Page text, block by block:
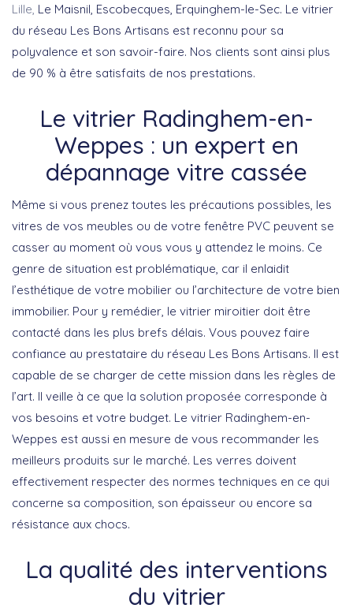
Lille, Le Maisnil, Escobecques, Erquinghem-le-Sec. Le vitrier
du réseau Les Bons Artisans est reconnu pour sa
polyvalence et son savoir-faire. Nos clients sont ainsi plus
de 90 % à être satisfaits de nos prestations.
Le vitrier Radinghem-en-
Weppes : un expert en
dépannage vitre cassée
Même si vous prenez toutes les précautions possibles, les
vitres de vos meubles ou de votre fenêtre PVC peuvent se
casser au moment où vous vous y attendez le moins. Ce
genre de situation est problématique, car il enlaidit
l’esthétique de votre mobilier ou l’architecture de votre bien
immobilier. Pour y remédier, le vitrier miroitier doit être
contacté dans les plus brefs délais. Vous pouvez faire
confiance au prestataire du réseau Les Bons Artisans. Il est
capable de se charger de cette mission dans les règles de
l’art. Il veille à ce que la solution proposée corresponde à
vos besoins et votre budget. Le vitrier Radinghem-en-
Weppes est aussi en mesure de vous recommander les
meilleurs produits sur le marché. Les verres doivent
effectivement respecter des normes techniques en ce qui
concerne sa composition, son épaisseur ou encore sa
résistance aux chocs.
La qualité des interventions
du vitrier